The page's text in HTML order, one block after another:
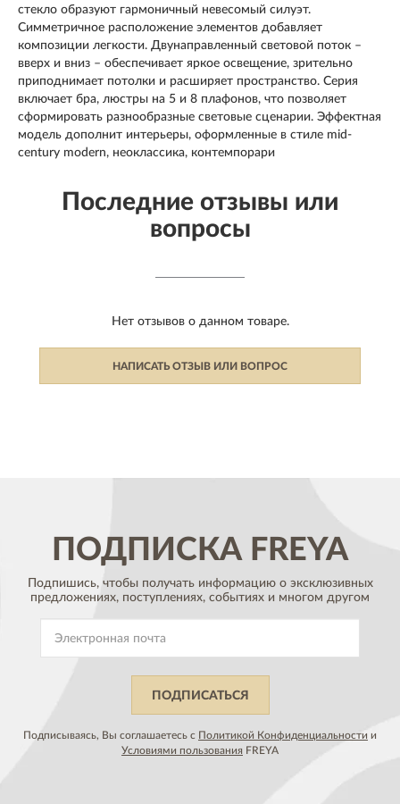
стекло образуют гармоничный невесомый силуэт.
Симметричное расположение элементов добавляет
композиции легкости. Двунаправленный световой поток –
вверх и вниз – обеспечивает яркое освещение, зрительно
приподнимает потолки и расширяет пространство. Серия
включает бра, люстры на 5 и 8 плафонов, что позволяет
сформировать разнообразные световые сценарии. Эффектная
модель дополнит интерьеры, оформленные в стиле mid-
century modern, неоклассика, контемпорари
Последние отзывы или
вопросы
Нет отзывов о данном товаре.
НАПИСАТЬ ОТЗЫВ ИЛИ ВОПРОС
ПОДПИСКА FREYA
Подпишись, чтобы получать информацию о эксклюзивных
предложениях, поступлениях, событиях и многом другом
ПОДПИСАТЬСЯ
Подписываясь, Вы соглашаетесь с Политикой Конфиденциальности и
Условиями пользования FREYA